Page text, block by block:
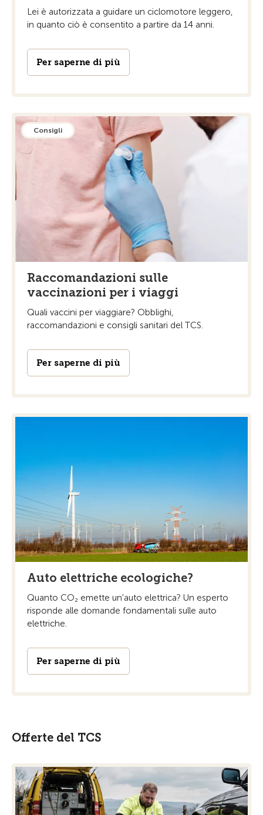
Lei è autorizzata a guidare un ciclomotore leggero,
in quanto ciò è consentito a partire da 14 anni.
Per saperne di più
Consigli
Raccomandazioni sulle
vaccinazioni per i viaggi
Quali vaccini per viaggiare? Obblighi,
raccomandazioni e consigli sanitari del TCS.
Per saperne di più
Auto elettriche ecologiche?
Quanto CO₂ emette un'auto elettrica? Un esperto
risponde alle domande fondamentali sulle auto
elettriche.
Per saperne di più
Offerte del TCS